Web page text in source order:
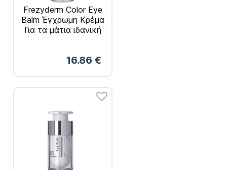
Frezyderm Color Eye
Balm Έγχρωμη Κρέμα
Για τα μάτια ιδανική
16.86 €